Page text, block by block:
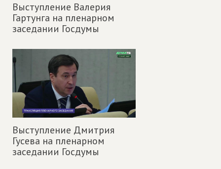
Выступление Валерия
Гартунга на пленарном
заседании Госдумы
Выступление Дмитрия
Гусева на пленарном
заседании Госдумы